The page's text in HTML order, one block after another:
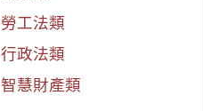
勞工法類
行政法類
智慧財產類